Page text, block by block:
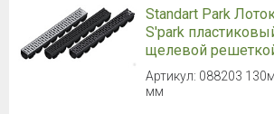
Standart Park
S'park
щелевой
Артикул: 088203
мм